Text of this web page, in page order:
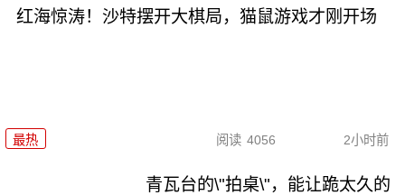
红海惊涛！沙特摆开大棋局，猫鼠游戏才刚开场
最热 阅读 4056 2小时前
青瓦台的\"拍桌\"，能让跪太久的